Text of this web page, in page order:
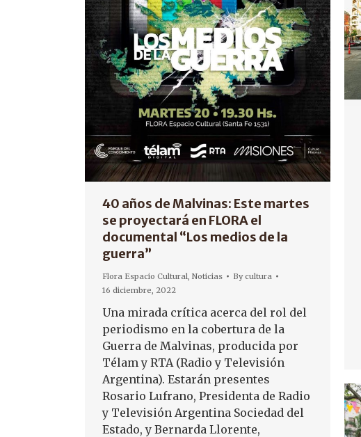
40 años de Malvinas: Este martes
se proyectará en FLORA el
documental “Los medios de la
guerra”
Flora Espacio Cultural, Noticias Bycultura
16 diciembre, 2022
Una mirada crítica acerca del rol del
periodismo en la cobertura de la
Guerra de Malvinas, producida por
Télam y RTA (Radio y Televisión
Argentina). Estarán presentes
Rosario Lufrano, Presidenta de Radio
y Televisión Argentina Sociedad del
Estado, y Bernarda Llorente,